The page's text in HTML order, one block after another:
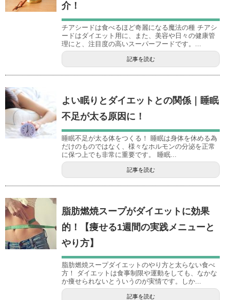
介！
チアシードは食べるほど奇麗になる魔法の種 チアシ
ードはダイエット用に、また、美容や日々の健康管
理にと、注目度の高いスーパーフードです。...
記事を読む
よい眠りとダイエットとの関係｜睡眠
不足が太る原因に！
睡眠不足が太る体をつくる！ 睡眠は身体を休める為
だけのものではなく、様々なホルモンの分泌を正常
に保つ上でも非常に重要です。 睡眠...
記事を読む
脂肪燃焼スープがダイエットに効果
的！【痩せる1週間の実践メニューと
やり方】
脂肪燃焼スープダイエットのやり方と太らない食べ
方！ ダイエットは食事制限や運動をしても、なかな
か痩せられないとういうのが実情です。しか...
記事を読む